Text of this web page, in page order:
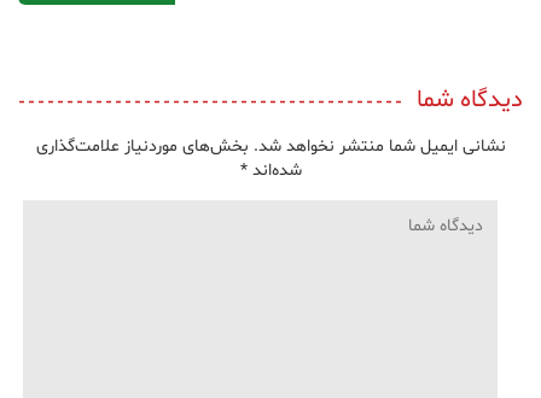
دیدگاه شما
نشانی ایمیل شما منتشر نخواهد شد. بخش‌های موردنیاز علامت‌گذاری
شده‌اند*